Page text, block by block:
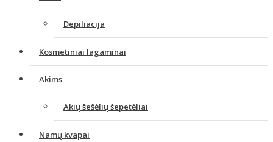
Depiliacija
Kosmetiniai lagaminai
Akims
Akių šešėlių šepetėliai
Namų kvapai